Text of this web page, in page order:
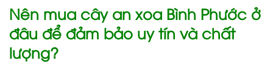
Nên mua cây an xoa Bình Phước ở
đâu để đảm bảo uy tín và chất
lượng?